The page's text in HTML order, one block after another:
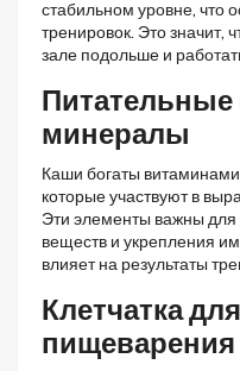
стабильном уровне, что
тренировок. Это значит,
зале подольше и
Питательные
минералы
Каши богаты
которые участвуют в
Эти элементы важны
веществ и укрепления
влияет на результаты
Клетчатка
пищеварения